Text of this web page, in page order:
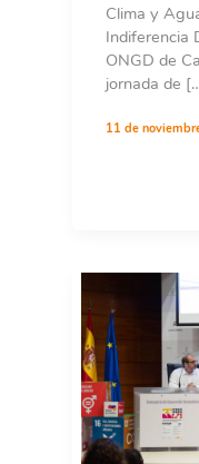
Clima y
Indiferencia
ONGD de
jornada de
11 de